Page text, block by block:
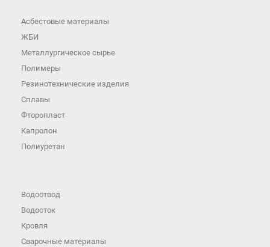
Асбестовые материалы
ЖБИ
Металлургическое сырье
Полимеры
Резинотехнические изделия
Сплавы
Фторопласт
Капролон
Полиуретан
Водоотвод
Водосток
Кровля
Сварочные материалы